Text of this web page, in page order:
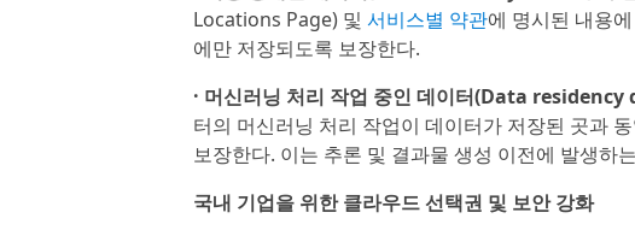
Locations Page) 및 서비스별 약관에 명시된 내용
에만 저장되도록 보장한다.
· 머신러닝 처리 작업 중인 데이터(Data
터의 머신러닝 처리 작업이 데이터가 저장된 곳과
보장한다. 이는 추론 및 결과물 생성 이전에 발생하
국내 기업을 위한 클라우드 선택권 및 보안 강화